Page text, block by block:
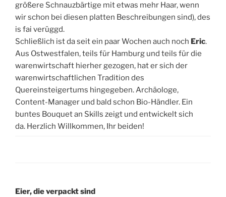
größere Schnauzbärtige mit etwas mehr Haar, wenn
wir schon bei diesen platten Beschreibungen sind), des
is fai verüggd.
Schließlich ist da seit ein paar Wochen auch noch Eric.
Aus Ostwestfalen, teils für Hamburg und teils für die
warenwirtschaft hierher gezogen, hat er sich der
warenwirtschaftlichen Tradition des
Quereinsteigertums hingegeben. Archäologe,
Content-Manager und bald schon Bio-Händler. Ein
buntes Bouquet an Skills zeigt und entwickelt sich
da. Herzlich Willkommen, Ihr beiden!
Eier, die verpackt sind